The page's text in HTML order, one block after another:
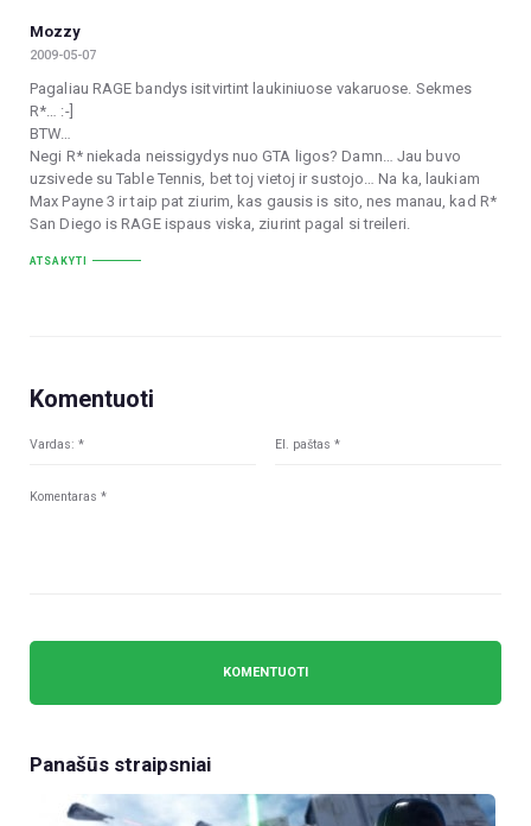
Mozzy
2009-05-07
Pagaliau RAGE bandys isitvirtint laukiniuose vakaruose. Sekmes
R*… :-]
BTW…
Negi R* niekada neissigydys nuo GTA ligos? Damn… Jau buvo
uzsivede su Table Tennis, bet toj vietoj ir sustojo… Na ka, laukiam
Max Payne 3 ir taip pat ziurim, kas gausis is sito, nes manau, kad R*
San Diego is RAGE ispaus viska, ziurint pagal si treileri.
ATSAKYTI
Komentuoti
Panašūs straipsniai